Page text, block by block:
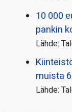
10 000
pankin
Lähde:
muista
Lähde: